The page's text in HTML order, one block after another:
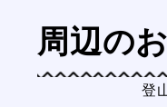
周辺の
登